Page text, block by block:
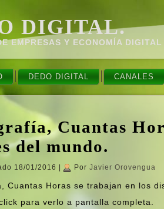
DIGITAL.
EMPRESAS Y ECONOMÍ­A DIGITAL
DEDO DIGITAL CANALES
Cuantas
del mundo.
18/01/2016 Por Javier Orovengua
Cuantas Horas se trabajan en los
para verlo a pantalla completa.